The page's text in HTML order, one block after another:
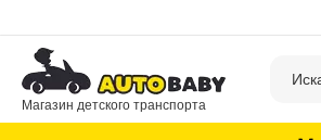
Магазин детского транспорта